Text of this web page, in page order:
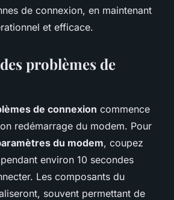
de connexion, en maintenant
et efficace.
problèmes de
de connexion commence
redémarrage du modem. Pour
du modem, coupez
environ 10 secondes
Les composants du
souvent permettant de